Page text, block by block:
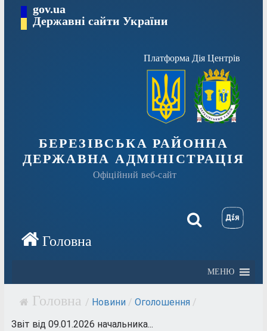
Перейтиgov.ua
Державні сайти України
Платформа Дія Центрів
БЕРЕЗІВСЬКА РАЙОННА
ДЕРЖАВНА АДМІНІСТРАЦІЯ
Офіційний веб-сайт
МЕНЮ
/ Новини / Оголошення /
Звіт від 09.01.2026 начальника...